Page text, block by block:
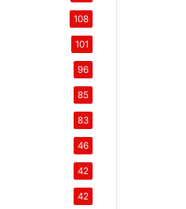
108
101
96
85
83
46
42
42